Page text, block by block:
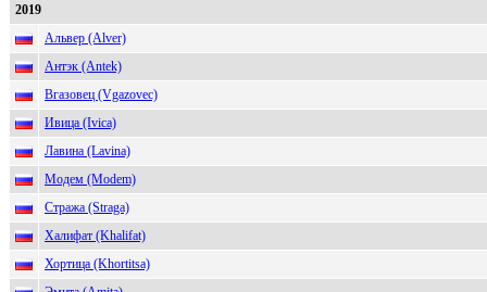
2019
Альвер (Alver)
Антэк (Antek)
Вгазовец (Vgazovec)
Ивица (Ivica)
Лавина (Lavina)
Модем (Modem)
Стража (Straga)
Халифат (Khalifat)
Хортица (Khortitsa)